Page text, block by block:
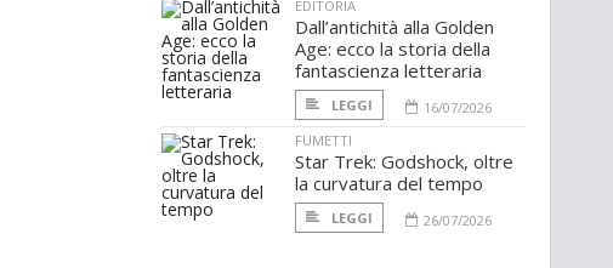
EDITORIA
Dall’antichità alla Golden
Age: ecco la storia della
fantascienza letteraria
LEGGI
16/07/2026
FUMETTI
Star Trek: Godshock, oltre
la curvatura del tempo
LEGGI 26/07/2026